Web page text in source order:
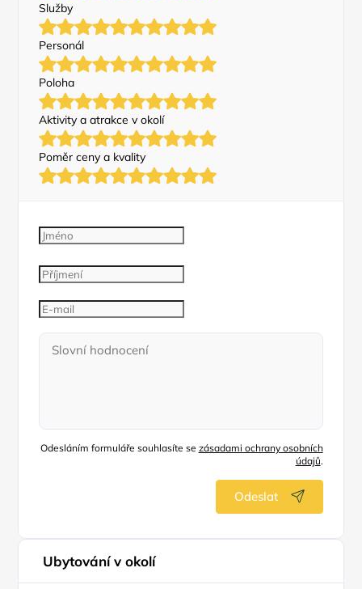
Služby
Personál
Poloha
Aktivity a atrakce v okolí
Poměr ceny a kvality
Odesláním formuláře souhlasíte se zásadami ochrany osobních
údajů.
Odeslat
Ubytování v okolí